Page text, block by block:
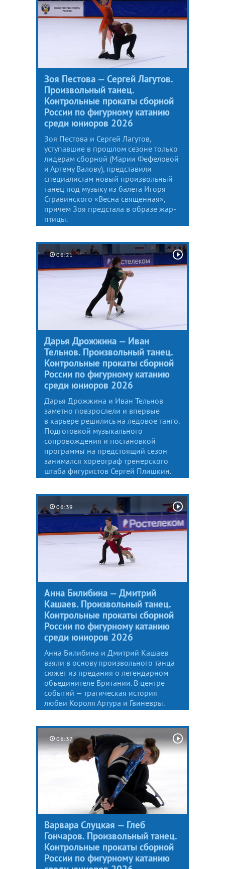
Зоя Пестова — Сергей Лагутов.
Произвольный танец.
Контрольные прокаты сборной
России по фигурному катанию
среди юниоров 2026
Зоя Пестова и Сергей Лагутов,
уступавшие в прошлом сезоне только
лидерам сборной (Марии Фефеловой
и Артему Валову), представили
специалистам новый произвольный
танец под музыку из балета Игоря
Стравинского «Весна священная»,
причем Зоя предстала в образе жар-
птицы.
06:21
Дарья Дрожжина — Иван
Тельнов. Произвольный танец.
Контрольные прокаты сборной
России по фигурному катанию
среди юниоров 2026
Дарья Дрожжина и Иван Тельнов
заметно повзрослели и впервые
в карьере решились на ледовое танго.
Подготовкой музыкального
сопровождения и постановкой
программы на предстоящий сезон
занимался хореограф тренерского
штаба фигуристов Сергей Плишкин.
06:39
Анна Билибина — Дмитрий
Кашаев. Произвольный танец.
Контрольные прокаты сборной
России по фигурному катанию
среди юниоров 2026
Анна Билибина и Дмитрий Кашаев
взяли в основу произвольного танца
сюжет из предания о легендарном
объединителе Британии. В центре
событий — трагическая история
любви Короля Артура и Гвиневры.
06:37
Варвара Слуцкая — Глеб
Гончаров. Произвольный танец.
Контрольные прокаты сборной
России по фигурному катанию